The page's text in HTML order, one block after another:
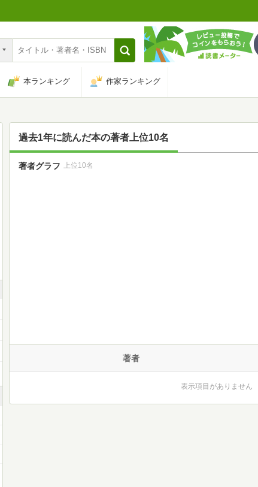
本ランキング 作家ランキング
過去1年に読んだ本の著者上位10名
著者グラフ 上位10名
著者
表示項目がありません